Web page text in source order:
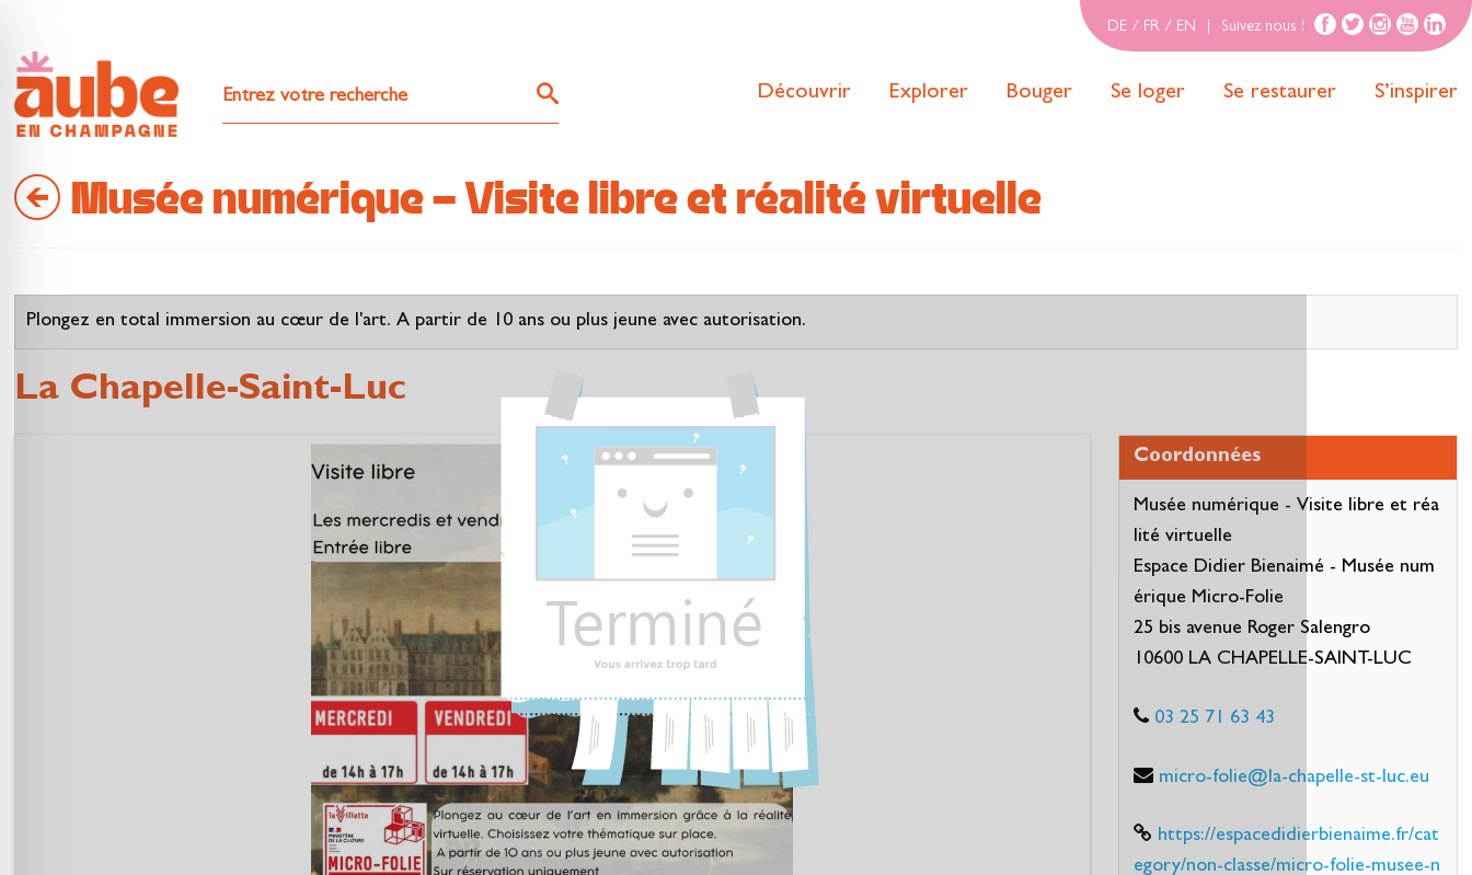
DE / FR / EN Suivez nous !
Découvrir Explorer Bouger Se loger Se restaurer S’inspirer
Musée numérique - Visite libre et réalité virtuelle
Plongez en total immersion au cœur de l'art. A partir de 10 ans ou plus jeune avec autorisation.
La Chapelle-Saint-Luc
Coordonnées
Musée numérique - Visite libre et réa
lité virtuelle
Espace Didier Bienaimé - Musée num
érique Micro-Folie
25 bis avenue Roger Salengro
10600 LA CHAPELLE-SAINT-LUC
03 25 71 63 43
micro-folie@la-chapelle-st-luc.eu
https://espacedidierbienaime.fr/cat
egory/non-classe/micro-folie-musee-n